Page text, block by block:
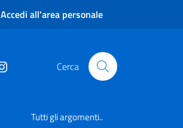
Accedi all'area personale
Cerca
Tutti gli argomenti..